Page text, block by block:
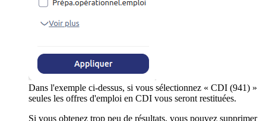
Dans l'exemple ci-dessus, si vous sélectionnez « CDI (941) »
seules les offres d'emploi en CDI vous seront restituées.
Si vous obtenez trop peu de résultats, vous pouvez supprimer